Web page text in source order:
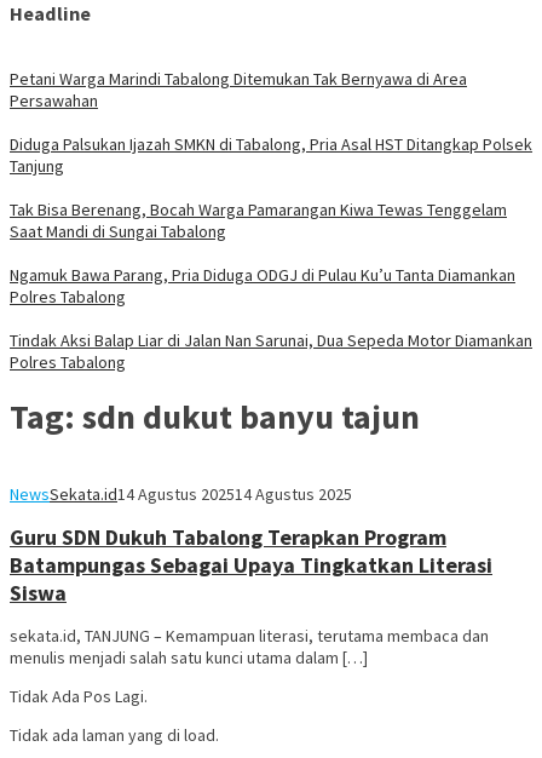
Headline
Petani Warga Marindi Tabalong Ditemukan Tak Bernyawa di Area
Persawahan
Diduga Palsukan Ijazah SMKN di Tabalong, Pria Asal HST Ditangkap Polsek
Tanjung
Tak Bisa Berenang, Bocah Warga Pamarangan Kiwa Tewas Tenggelam
Saat Mandi di Sungai Tabalong
Ngamuk Bawa Parang, Pria Diduga ODGJ di Pulau Ku’u Tanta Diamankan
Polres Tabalong
Tindak Aksi Balap Liar di Jalan Nan Sarunai, Dua Sepeda Motor Diamankan
Polres Tabalong
Tag: sdn dukut banyu tajun
NewsSekata.id14 Agustus 202514 Agustus 2025
Guru SDN Dukuh Tabalong Terapkan Program
Batampungas Sebagai Upaya Tingkatkan Literasi
Siswa
sekata.id, TANJUNG – Kemampuan literasi, terutama membaca dan
menulis menjadi salah satu kunci utama dalam […]
Tidak Ada Pos Lagi.
Tidak ada laman yang di load.